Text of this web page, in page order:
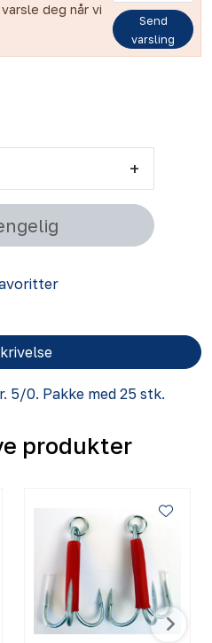
deg når vi
Send
varsling
+
5/0. Pakke med 25 stk.
produkter